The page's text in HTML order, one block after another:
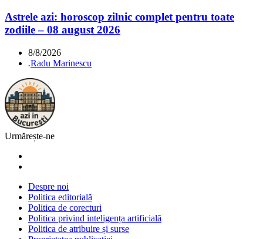
Astrele azi: horoscop zilnic complet pentru toate
zodiile – 08 august 2026
8/8/2026
.Radu Marinescu
Urmărește-ne
Despre noi
Politica editorială
Politica de corecturi
Politica privind inteligența artificială
Politica de atribuire și surse